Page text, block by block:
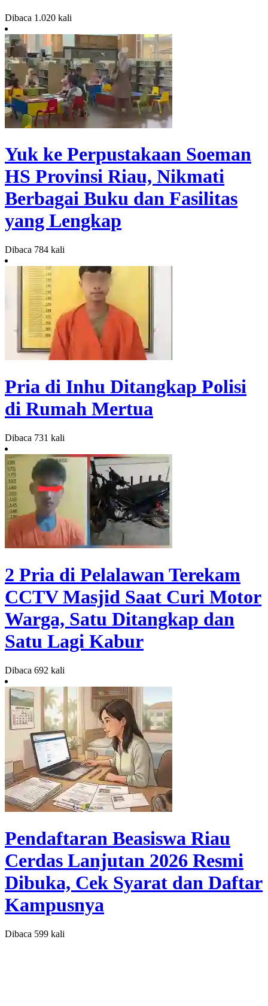
Dibaca 1.020 kali
Yuk ke Perpustakaan Soeman
HS Provinsi Riau, Nikmati
Berbagai Buku dan Fasilitas
yang Lengkap
Dibaca 784 kali
Pria di Inhu Ditangkap Polisi
di Rumah Mertua
Dibaca 731 kali
2 Pria di Pelalawan Terekam
CCTV Masjid Saat Curi Motor
Warga, Satu Ditangkap dan
Satu Lagi Kabur
Dibaca 692 kali
Pendaftaran Beasiswa Riau
Cerdas Lanjutan 2026 Resmi
Dibuka, Cek Syarat dan Daftar
Kampusnya
Dibaca 599 kali